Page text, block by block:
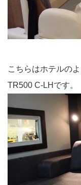
こちらはホテルの
TR500 C-LHです。